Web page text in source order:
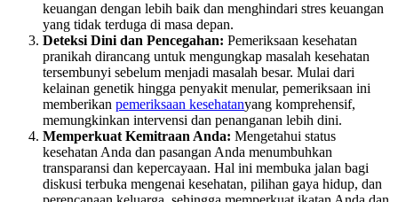
keuangan dengan lebih baik dan menghindari stres keuangan
yang tidak terduga di masa depan.
Deteksi Dini dan Pencegahan: Pemeriksaan kesehatan
pranikah dirancang untuk mengungkap masalah kesehatan
tersembunyi sebelum menjadi masalah besar. Mulai dari
kelainan genetik hingga penyakit menular, pemeriksaan ini
memberikan pemeriksaan kesehatanyang komprehensif,
memungkinkan intervensi dan penanganan lebih dini.
Memperkuat Kemitraan Anda: Mengetahui status
kesehatan Anda dan pasangan Anda menumbuhkan
transparansi dan kepercayaan. Hal ini membuka jalan bagi
diskusi terbuka mengenai kesehatan, pilihan gaya hidup, dan